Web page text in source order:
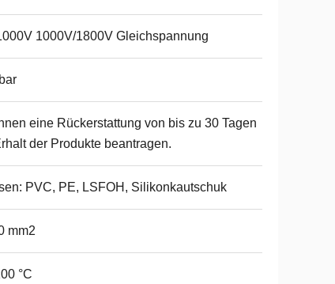
1000V/1800V Gleichspannung
eine Rückerstattung von bis zu 30 Tagen
der Produkte beantragen.
PVC, PE, LSFOH, Silikonkautschuk
mm2
°C